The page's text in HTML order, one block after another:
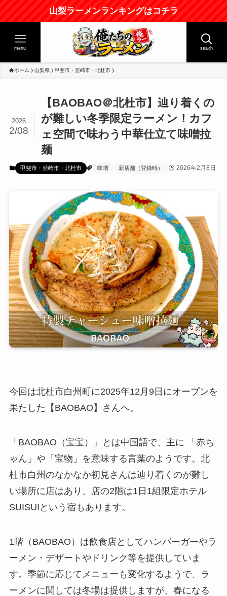
山梨ラーメンランキングはコチラ
seach
menu
ホーム 山梨県 甲斐市・韮崎市・北杜市
【BAOBAO＠北杜市】辿り着くの
が難しい冬季限定ラーメン！カフ
ェ空間で味わう中華仕立て味噌拉
麺
2026
2/08
甲斐市・韮崎市・北杜市 味噌 新店舗（登録時） 2026年2月8日
今回は北杜市白州町に2025年12月9日にオープンを
果たした【BAOBAO】さんへ。
「BAOBAO（宝宝）」とは中国語で、主に 「赤ち
ゃん」や「宝物」を意味する言葉のようです。北
杜市白州のなかなか初見さんは辿り着くのが難し
い場所に店はあり、店の2階は1日1組限定ホテル
SUISUIという宿もあります。
1階（BAOBAO）は飲食店としてハンバーガーやラ
ーメン・デザートやドリンク等を提供していま
す。季節に応じてメニューも変化するようで、ラ
ーメンに関しては冬場は提供しますが、春になる